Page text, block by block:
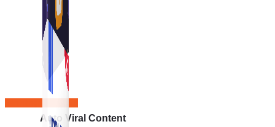
Auto Viral Content